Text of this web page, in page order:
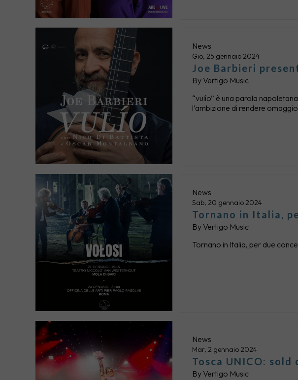
News
Gio, 25 gennaio 2024
Joe Barbieri
By Vertigo Music
“vulío” è una parola
l’ambizione di rendere
News
Sab, 20 gennaio 2024
Tornano in Italia,
By Vertigo Music
Tornano in Italia, per due
News
Mar, 2 gennaio 2024
Tosca UNICO:
By Vertigo Music